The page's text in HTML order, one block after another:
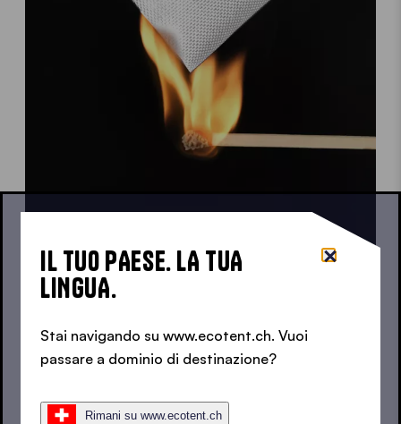
CERTIFICATO RESISTENZA
AL FUOCO GAZEBO
IL TUO PAESE. LA TUA
LINGUA.
Stai navigando su www.ecotent.ch. Vuoi
passare a dominio di destinazione?
Rimani su www.ecotent.ch